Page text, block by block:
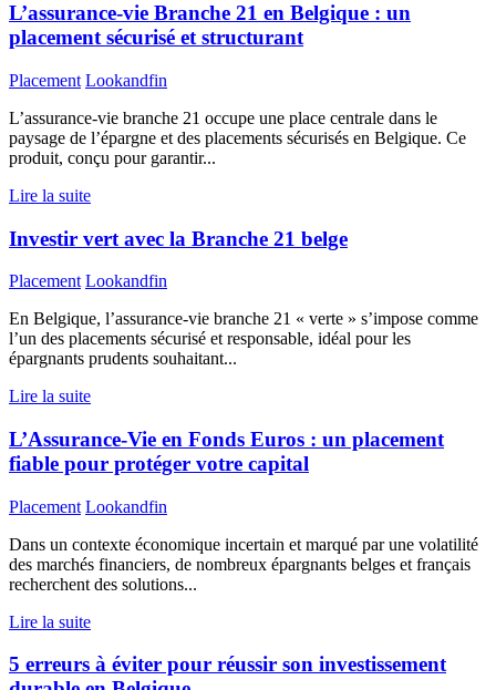
L’assurance-vie Branche 21 en Belgique : un
placement sécurisé et structurant
Placement Lookandfin
L’assurance-vie branche 21 occupe une place centrale dans le
paysage de l’épargne et des placements sécurisés en Belgique. Ce
produit, conçu pour garantir...
Lire la suite
Investir vert avec la Branche 21 belge
Placement Lookandfin
En Belgique, l’assurance-vie branche 21 « verte » s’impose comme
l’un des placements sécurisé et responsable, idéal pour les
épargnants prudents souhaitant...
Lire la suite
L’Assurance-Vie en Fonds Euros : un placement
fiable pour protéger votre capital
Placement Lookandfin
Dans un contexte économique incertain et marqué par une volatilité
des marchés financiers, de nombreux épargnants belges et français
recherchent des solutions...
Lire la suite
5 erreurs à éviter pour réussir son investissement